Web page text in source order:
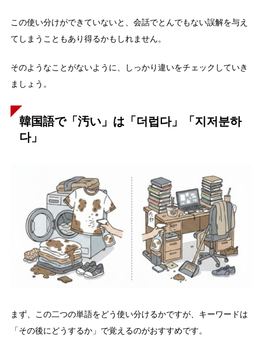
この使い分けができていないと、会話でとんでもない誤解を与え
てしまうこともあり得るかもしれません。
そのようなことがないように、しっかり違いをチェックしていき
ましょう。
韓国語で「汚い」は「더럽다」「지저분하
다」
まず、この二つの単語をどう使い分けるかですが、キーワードは
「その後にどうするか」で覚えるのがおすすめです。